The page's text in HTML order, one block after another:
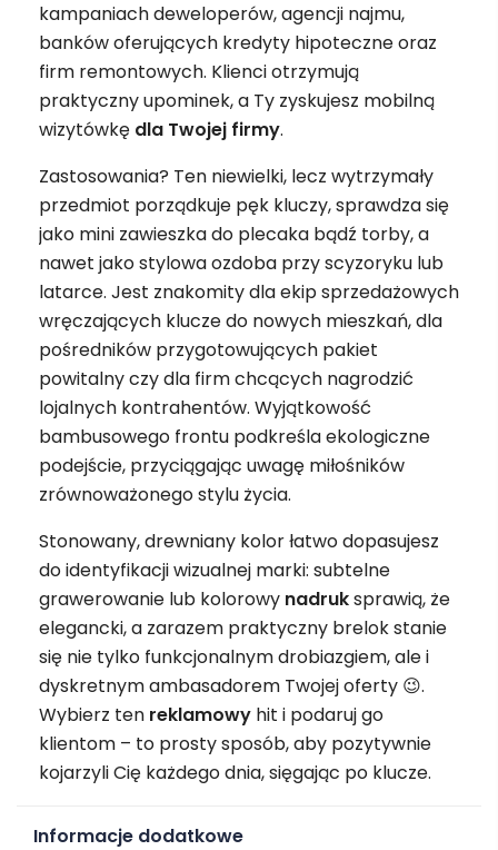
kampaniach deweloperów, agencji najmu,
banków oferujących kredyty hipoteczne oraz
firm remontowych. Klienci otrzymują
praktyczny upominek, a Ty zyskujesz mobilną
wizytówkę dla Twojej firmy.
Zastosowania? Ten niewielki, lecz wytrzymały
przedmiot porządkuje pęk kluczy, sprawdza się
jako mini zawieszka do plecaka bądź torby, a
nawet jako stylowa ozdoba przy scyzoryku lub
latarce. Jest znakomity dla ekip sprzedażowych
wręczających klucze do nowych mieszkań, dla
pośredników przygotowujących pakiet
powitalny czy dla firm chcących nagrodzić
lojalnych kontrahentów. Wyjątkowość
bambusowego frontu podkreśla ekologiczne
podejście, przyciągając uwagę miłośników
zrównoważonego stylu życia.
Stonowany, drewniany kolor łatwo dopasujesz
do identyfikacji wizualnej marki: subtelne
grawerowanie lub kolorowy nadruksprawią, że
elegancki, a zarazem praktyczny brelok stanie
się nie tylko funkcjonalnym drobiazgiem, ale i
dyskretnym ambasadorem Twojej oferty 😉.
Wybierz ten reklamowy hit i podaruj go
klientom – to prosty sposób, aby pozytywnie
kojarzyli Cię każdego dnia, sięgając po klucze.
Informacje dodatkowe